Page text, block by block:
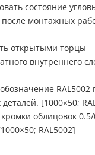
состояние
монтажных
открытыми торцы
внутреннего
RAL5002
[1000×50;
облицовок
RAL5002]